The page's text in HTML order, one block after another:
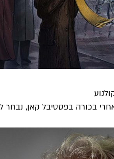
קאן, נבחר לפתוח את הפסטיבל